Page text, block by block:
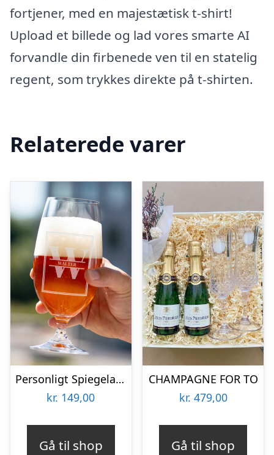
fortjener, med en majestætisk t-shirt!
Upload et billede og lad vores smarte AI
forvandle din firbenede ven til en statelig
regent, som trykkes direkte på t-shirten.
Relaterede varer
Personligt Spiegelau Ølglas med Gravering – Bogstav & Navn
kr. 149,00
Gå til shop
CHAMPAGNE FOR TO
kr. 479,00
Gå til shop